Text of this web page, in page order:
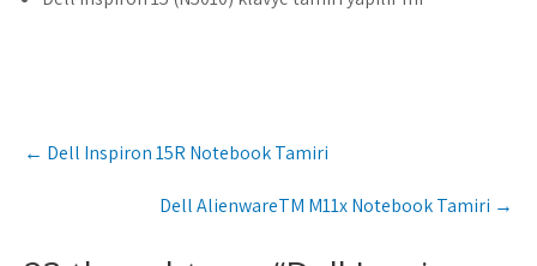
Post
navigation
← Dell Inspiron 15R Notebook Tamiri
Dell AlienwareTM M11x Notebook Tamiri →